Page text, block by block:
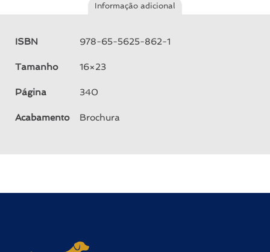
Informação adicional
ISBN 978-65-5625-862-1
Tamanho 16×23
Página 340
Acabamento Brochura